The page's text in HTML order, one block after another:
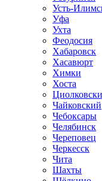
Усть-
Уфа
Ухта
Феодосия
Хабаровск
Хасавюрт
Химки
Хоста
Чайковский
Чебоксары
Челябинск
Череповец
Черкесск
Чита
Шахты